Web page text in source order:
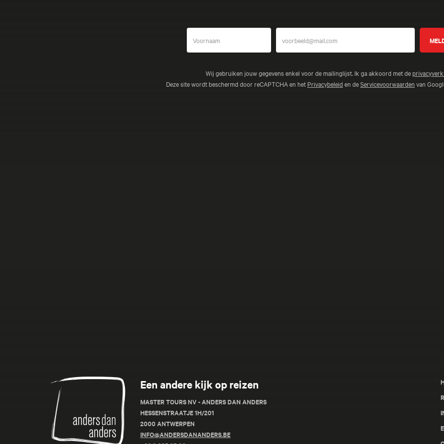
Wij gebruiken jouw gegevens enkel voor de mailinglijst. Ik ga akkoord met de
Deze site wordt beschermd door reCAPTCHA en het Privacybeleid en deServicevoorwaarden van
Anders
dan
Anders
Een andere kijk op reizen
MASTER TOURS NV - ANDERS DAN ANDERS
HESSENSTRAATJE 1H/201
2000 ANTWERPEN
INFO@ANDERSDANANDERS.BE